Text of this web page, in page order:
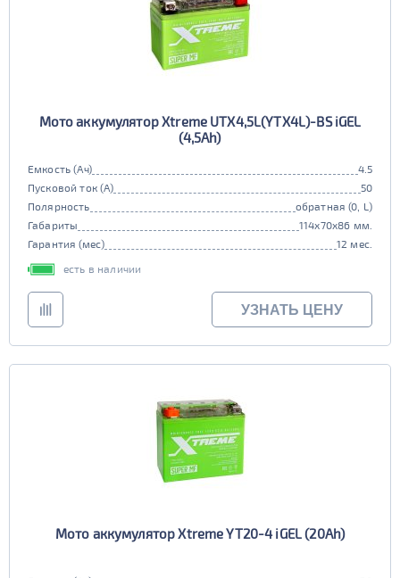
Мото аккумулятор Xtreme UTX4,5L(YTX4L)-BS iGEL
(4,5Ah)
Емкость (Ач)
4.5
Пусковой ток (А)
50
Полярность
обратная (0, L)
Габариты
114x70x86 мм.
Гарантия (мес)
12 мес.
есть в наличии
УЗНАТЬ ЦЕНУ
Мото аккумулятор Xtreme YT20-4 iGEL (20Ah)